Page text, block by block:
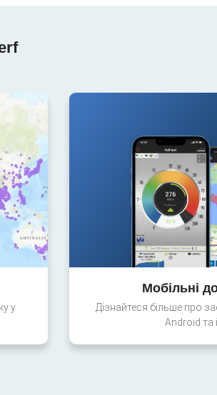
у
Мобільні
Дізнайтеся більше про
Android та